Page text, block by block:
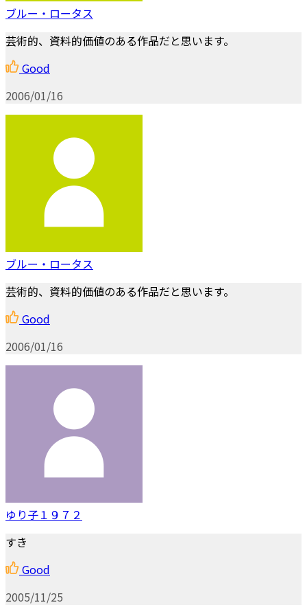
ブルー・ロータス
芸術的、資料的価値のある作品だと思います。
Good
2006/01/16
ブルー・ロータス
芸術的、資料的価値のある作品だと思います。
Good
2006/01/16
ゆり子１９７２
すき
Good
2005/11/25